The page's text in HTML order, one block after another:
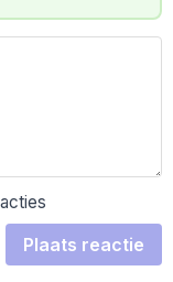
Plaats reactie